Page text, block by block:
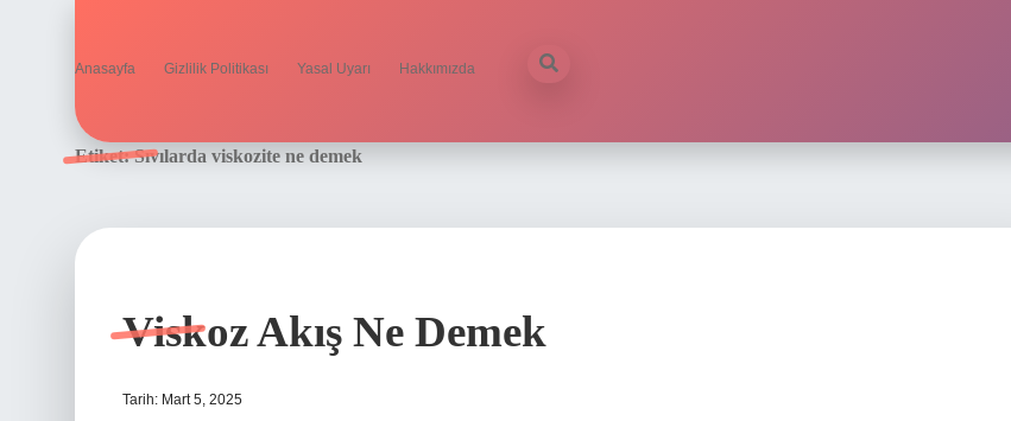
Anasayfa Gizlilik Politikası Yasal Uyarı Hakkımızda
Etiket:Sıvılarda viskozite ne demek
Viskoz Akış Ne Demek
Tarih: Mart 5, 2025